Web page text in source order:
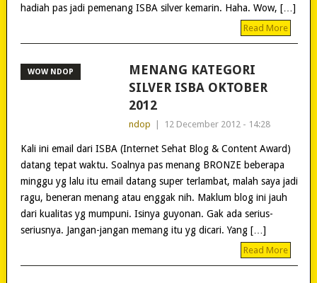
hadiah pas jadi pemenang ISBA silver kemarin. Haha. Wow, […]
Read More
WOW NDOP
MENANG KATEGORI
SILVER ISBA OKTOBER
2012
ndop 12 December 2012 - 14:28
Kali ini email dari ISBA (Internet Sehat Blog & Content Award)
datang tepat waktu. Soalnya pas menang BRONZE beberapa
minggu yg lalu itu email datang super terlambat, malah saya jadi
ragu, beneran menang atau enggak nih. Maklum blog ini jauh
dari kualitas yg mumpuni. Isinya guyonan. Gak ada serius-
seriusnya. Jangan-jangan memang itu yg dicari. Yang […]
Read More